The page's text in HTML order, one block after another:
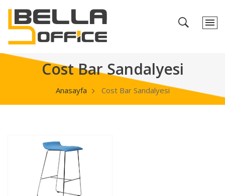
Cost Bar Sandalyesi
Anasayfa Cost Bar Sandalyesi